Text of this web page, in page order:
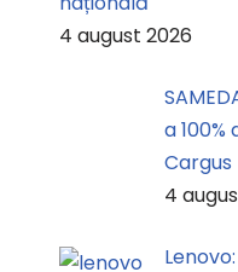
4 august 2026
a
Cargus
4